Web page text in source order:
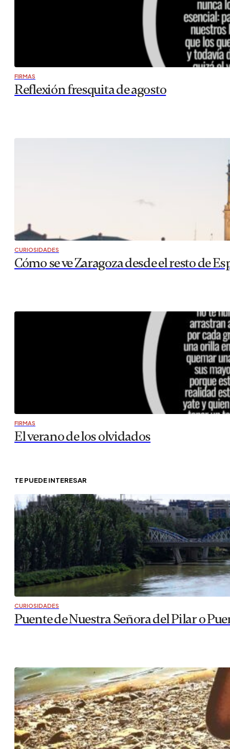
FIRMAS
Reflexión fresquita de agosto
CURIOSIDADES
Cómo se ve Zaragoza desde el resto de
FIRMAS
El verano de los olvidados
TE PUEDE INTERESAR
CURIOSIDADES
Puente de Nuestra Señora del Pilar o